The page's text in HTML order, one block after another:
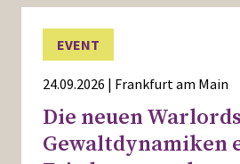
EVENT
24.09.2026 | Frankfurt am Main
Die neuen
Gewaltdynamiken